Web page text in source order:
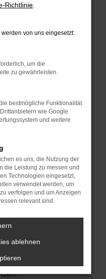
zum Beispiel deine
Seiten
Seite in einem
vorübergehende
neuesten Stand
nicht nur ein
kann auch dazu
Funktionen nicht mehr
Schritte versucht
Wir werden
um uns bei der
Richtlinie
von uns eingesetzt:
um die
zu gewährleisten.
bestmögliche Funktionalität
wie Google
und weitere
es uns, die Nutzung der
die Leistung zu messen und
Technologien eingesetzt,
verwendet werden, um
verfolgen und um Anzeigen
relevant sind.
ablehnen